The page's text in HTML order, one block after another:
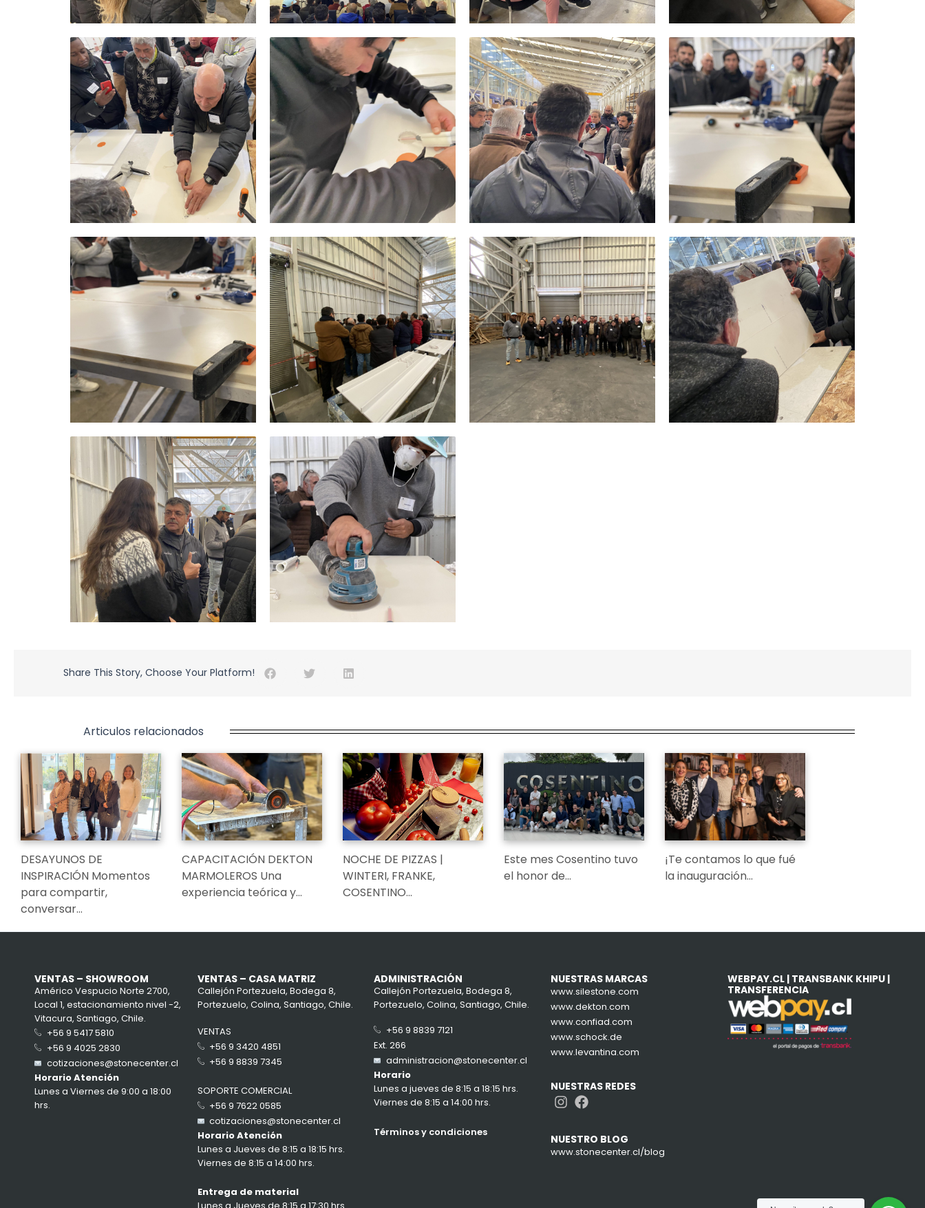
Share This Story, Choose Your Platform!
Articulos relacionados
DESAYUNOS DE
INSPIRACIÓN Momentos
para compartir,
conversar…
CAPACITACIÓN DEKTON
MARMOLEROS Una
experiencia teórica y…
NOCHE DE PIZZAS |
WINTERI, FRANKE,
COSENTINO…
Este mes Cosentino tuvo
el honor de…
¡Te contamos lo que fué
la inauguración…
VENTAS – SHOWROOM
Américo Vespucio Norte 2700,
Local 1, estacionamiento nivel -2,
Vitacura, Santiago, Chile.
+56 9 5417 5810
+56 9 4025 2830
cotizaciones@stonecenter.cl
Horario Atención
Lunes a Viernes de 9:00 a 18:00
hrs.
VENTAS – CASA MATRIZ
Callejón Portezuela, Bodega 8,
Portezuelo, Colina, Santiago, Chile.
VENTAS
+56 9 3420 4851
+56 9 8839 7345
SOPORTE COMERCIAL
+56 9 7622 0585
cotizaciones@stonecenter.cl
Horario Atención
Lunes a Jueves de 8:15 a 18:15 hrs.
Viernes de 8:15 a 14:00 hrs.
Entrega de material
ADMINISTRACIÓN
Callejón Portezuela, Bodega 8,
Portezuelo, Colina, Santiago, Chile.
+56 9 8839 7121
Ext. 266
administracion@stonecenter.cl
Horario
Lunes a jueves de 8:15 a 18:15 hrs.
Viernes de 8:15 a 14:00 hrs.
Términos y condiciones
NUESTRAS MARCAS
www.silestone.com
www.dekton.com
www.confiad.com
www.schock.de
www.levantina.com
NUESTRAS REDES
Instagram
Facebook
NUESTRO BLOG
www.stonecenter.cl/blog
WEBPAY.CL | TRANSBANK KHIPU |
TRANSFERENCIA